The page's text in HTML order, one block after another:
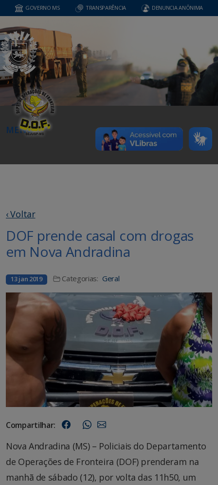
GOVERNO MS TRANSPARÊNCIA DENUNCIA ANÔNIMA
MENU
‹ Voltar
DOF prende casal com drogas
em Nova Andradina
13 jan 2019 Categorias: Geral
Compartilhar:
Nova Andradina (MS) – Policiais do Departamento
de Operações de Fronteira (DOF) prenderam na
manhã de sábado (12), por volta das 11h50, um